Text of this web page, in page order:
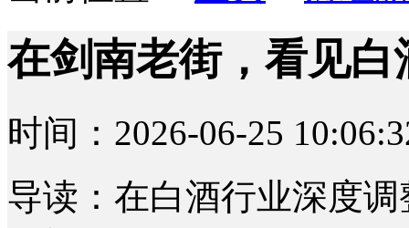
在剑南老街，看见白
时间：2026-06-25
导读：在白酒行业深度